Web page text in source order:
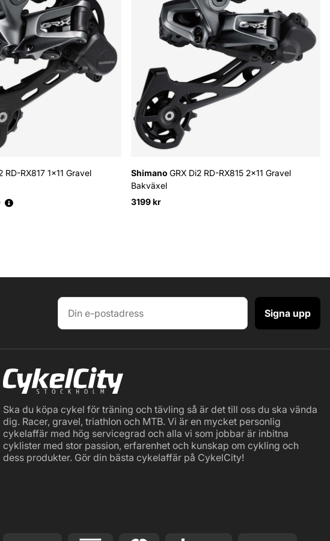
RD-RX817 1x11 Gravel
Shimano GRX Di2 RD-RX815 2x11 Gravel
Bakväxel
3199 kr
Signa upp
Ska du köpa cykel för träning och tävling så är det till oss du ska vända
dig. Racer, gravel, triathlon och MTB. Vi är en mycket personlig
cykelaffär med hög servicegrad och alla vi som jobbar är inbitna
cyklister med stor passion, erfarenhet och kunskap om cykling och
dess produkter. Gör din bästa cykelaffär på CykelCity!